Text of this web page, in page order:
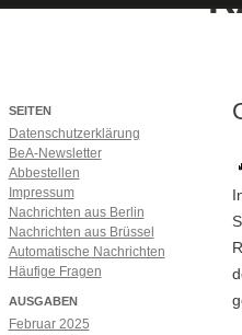
SEITEN
Datenschutzerklärung
BeA-Newsletter
Abbestellen
Impressum
Nachrichten aus Berlin
Nachrichten aus Brüssel
Automatische Nachrichten
Häufige Fragen
AUSGABEN
Februar 2025